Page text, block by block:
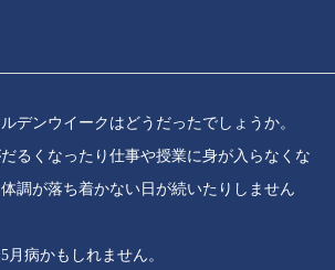
デンウイークはどうだったでしょうか。
るくなったり仕事や授業に身が入らなくな
調が落ち着かない日が続いたりしません
月病かもしれません。